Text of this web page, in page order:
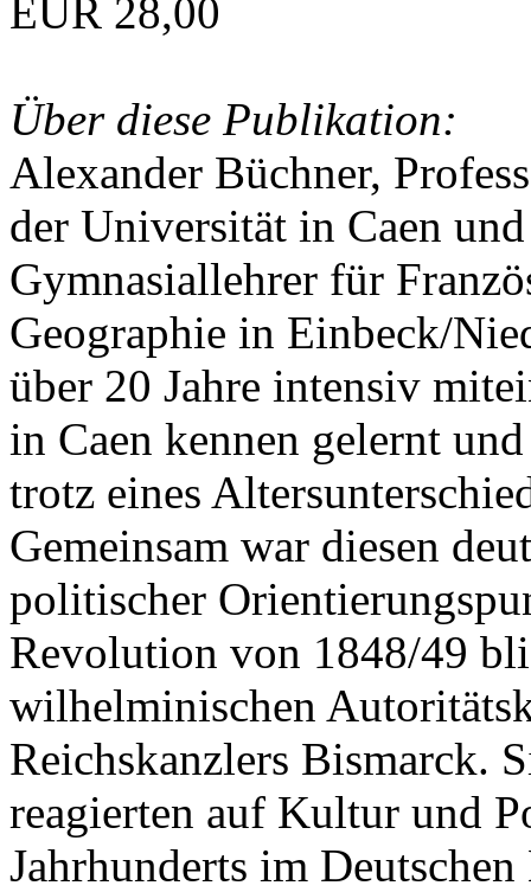
EUR 28,00
Über diese Publikation:
Alexander Büchner,
der Universität in Caen
Gymnasiallehrer für
Geographie in Einbeck/
über 20 Jahre intensiv
in Caen kennen gelernt
trotz eines
Gemeinsam war diesen
politischer
Revolution von 1848/49
wilhelminischen
Reichskanzlers Bismarck.
reagierten auf Kultur und
Jahrhunderts im